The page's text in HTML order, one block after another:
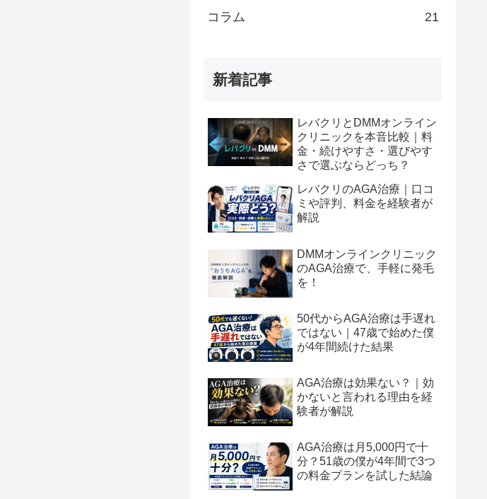
コラム 21
新着記事
レバクリとDMMオンライン
クリニックを本音比較｜料
金・続けやすさ・選びやす
さで選ぶならどっち？
レバクリのAGA治療｜口コ
ミや評判、料金を経験者が
解説
DMMオンラインクリニック
のAGA治療で、手軽に発毛
を！
50代からAGA治療は手遅れ
ではない｜47歳で始めた僕
が4年間続けた結果
AGA治療は効果ない？｜効
かないと言われる理由を経
験者が解説
AGA治療は月5,000円で十
分？51歳の僕が4年間で3つ
の料金プランを試した結論